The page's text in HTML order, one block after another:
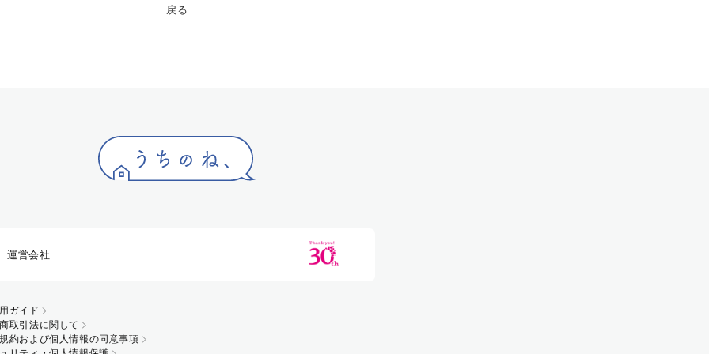
戻る
運営会社
ガイド
取引法に関して
約および個人情報の同意事項